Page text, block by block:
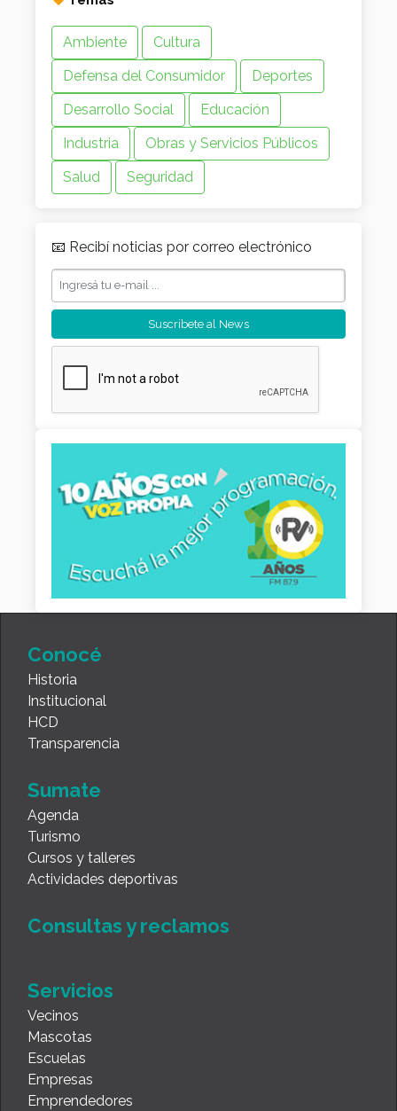
Ambiente
Cultura
Defensa del Consumidor
Deportes
Desarrollo Social
Educación
Industria
Obras y Servicios Públicos
Salud
Seguridad
📧 Recibí noticias por correo electrónico
Conocé
Historia
Institucional
HCD
Transparencia
Sumate
Agenda
Turismo
Cursos y talleres
Actividades deportivas
Consultas y reclamos
Servicios
Vecinos
Mascotas
Escuelas
Empresas
Emprendedores